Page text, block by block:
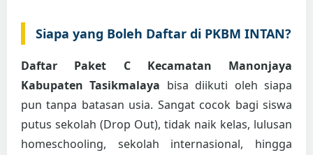
Siapa yang Boleh Daftar di PKBM INTAN?
Daftar Paket C Kecamatan Manonjaya
Kabupaten Tasikmalaya bisa diikuti oleh siapa
pun tanpa batasan usia. Sangat cocok bagi siswa
putus sekolah (Drop Out), tidak naik kelas, lulusan
homeschooling, sekolah internasional, hingga